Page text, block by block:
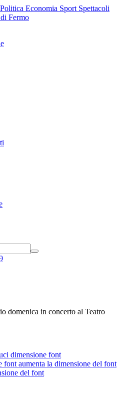
domenica in concerto al Teatro
dimensione font
aumenta la dimensione del font